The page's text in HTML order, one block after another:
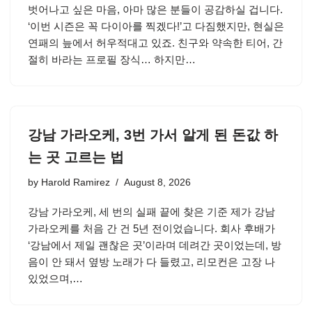
벗어나고 싶은 마음, 아마 많은 분들이 공감하실 겁니다.
‘이번 시즌은 꼭 다이아를 찍겠다!’고 다짐했지만, 현실은
연패의 늪에서 허우적대고 있죠. 친구와 약속한 티어, 간
절히 바라는 프로필 장식… 하지만…
강남 가라오케, 3번 가서 알게 된 돈값 하
는 곳 고르는 법
by Harold Ramirez August 8, 2026
강남 가라오케, 세 번의 실패 끝에 찾은 기준 제가 강남
가라오케를 처음 간 건 5년 전이었습니다. 회사 후배가
‘강남에서 제일 괜찮은 곳’이라며 데려간 곳이었는데, 방
음이 안 돼서 옆방 노래가 다 들렸고, 리모컨은 고장 나
있었으며,…